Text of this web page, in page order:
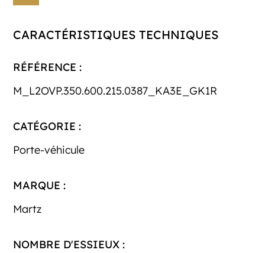
CARACTÉRISTIQUES TECHNIQUES
RÉFÉRENCE :
M_L2OVP.350.600.215.0387_KA3E_GK1R
CATÉGORIE :
Porte-véhicule
MARQUE :
Martz
NOMBRE D'ESSIEUX :